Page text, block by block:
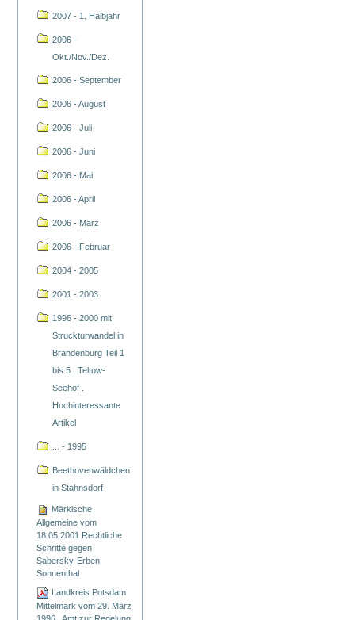
2007 - 1. Halbjahr
2006 -
Okt./Nov./Dez.
2006 - September
2006 - August
2006 - Juli
2006 - Juni
2006 - Mai
2006 - April
2006 - März
2006 - Februar
2004 - 2005
2001 - 2003
1996 - 2000 mit
Struckturwandel in
Brandenburg Teil 1
bis 5 , Teltow-
Seehof .
Hochinteressante
Artikel
... - 1995
Beethovenwäldchen
in Stahnsdorf
Märkische
Allgemeine vom
18.05.2001 Rechtliche
Schritte gegen
Sabersky-Erben
Sonnenthal
Landkreis Potsdam
Mittelmark vom 29. März